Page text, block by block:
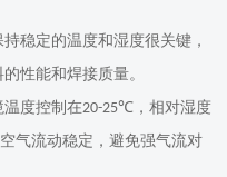
稳定的温度和湿度很关键，
性能和焊接质量。
温度控制在20-25℃ ，相对湿度
气流动稳定，避免强气流对